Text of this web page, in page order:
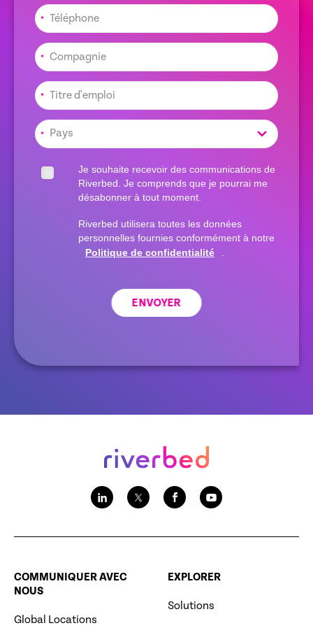
*
*
*
*
Je souhaite recevoir des communications de
Riverbed. Je comprends que je pourrai me
désabonner à tout moment.
Riverbed utilisera toutes les données
personnelles fournies conformément à notre
Politique de confidentialité
ENVOYER
COMMUNIQUER AVEC
NOUS
Global Locations
EXPLORER
Solutions